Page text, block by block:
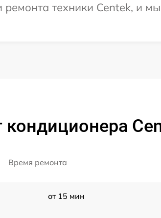
техники Centek, и
Время ремонта
от 15 мин